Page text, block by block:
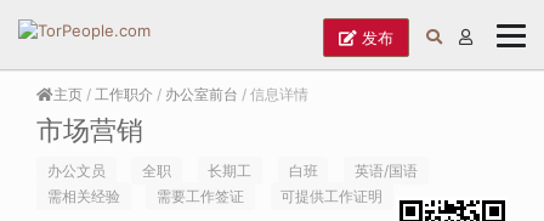
发布
主页 / 工作职介 / 办公室前台 / 信息详情
市场营销
办公文员 全职 长期工 白班
英语/国语
需相关经验
需要工作签证 可提供工作证明